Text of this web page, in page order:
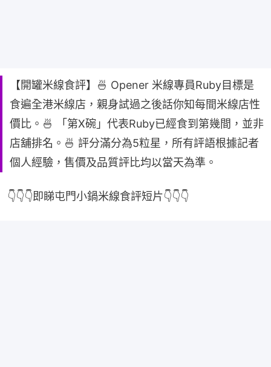
【開罐米線食評】🍜 Opener 米線專員Ruby目標是
食遍全港米線店，親身試過之後話你知每間米線店性
價比。🍜 「第X碗」代表Ruby已經食到第幾間，並非
店舖排名。🍜 評分滿分為5粒星，所有評語根據記者
個人經驗，售價及品質評比均以當天為準。
👇👇👇即睇屯門小鍋米線食評短片👇👇👇